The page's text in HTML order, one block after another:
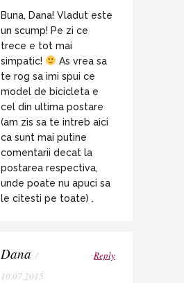
Buna, Dana! Vladut este
un scump! Pe zi ce
trece e tot mai
simpatic!
As vrea sa
te rog sa imi spui ce
model de bicicleta e
cel din ultima postare
(am zis sa te intreb aici
ca sunt mai putine
comentarii decat la
postarea respectiva,
unde poate nu apuci sa
le citesti pe toate) .
Dana /
10.07.2015
Reply